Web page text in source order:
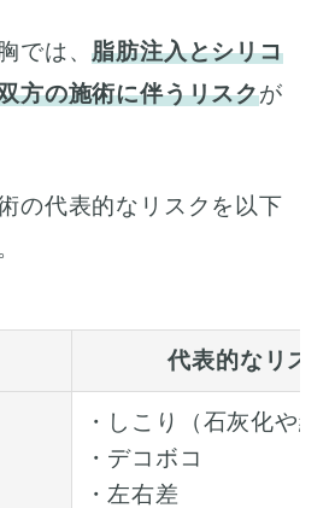
では、脂肪注入とシリコ
方の施術に伴うリスクが
の代表的なリスクを以下
代表的なリスク
・しこり（石灰化や細
・デコボコ
・左右差